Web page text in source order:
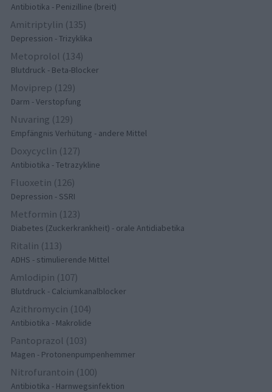
Antibiotika - Penizilline (breit)
Amitriptylin (135)
Depression - Trizyklika
Metoprolol (134)
Blutdruck - Beta-Blocker
Moviprep (129)
Darm - Verstopfung
Nuvaring (129)
Empfängnis Verhütung - andere Mittel
Doxycyclin (127)
Antibiotika - Tetrazykline
Fluoxetin (126)
Depression - SSRI
Metformin (123)
Diabetes (Zuckerkrankheit) - orale Antidiabetika
Ritalin (113)
ADHS - stimulierende Mittel
Amlodipin (107)
Blutdruck - Calciumkanalblocker
Azithromycin (104)
Antibiotika - Makrolide
Pantoprazol (103)
Magen - Protonenpumpenhemmer
Nitrofurantoin (100)
Antibiotika - Harnwegsinfektion